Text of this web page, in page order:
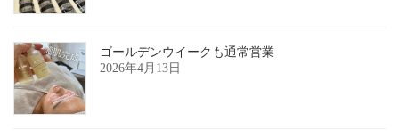
ゴールデンウイークも通常営業
2026年4月13日